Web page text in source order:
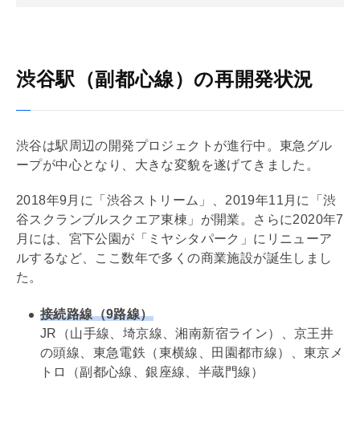
渋谷駅（副都心線）の再開発状況
渋谷は駅周辺の開発プロジェクトが進行中。東急グル
ープが中心となり、大きな変貌を遂げてきました。
2018年9月に「渋谷ストリーム」、2019年11月に「渋
谷スクランブルスクエア東棟」が開業。さらに2020年7
月には、宮下公園が「ミヤシタパーク」にリニューア
ルするなど、ここ数年で多くの商業施設が誕生しまし
た。
接続路線（9路線）
JR（山手線、埼京線、湘南新宿ライン）、京王井
の頭線、東急電鉄（東横線、田園都市線）、東京メ
トロ（副都心線、銀座線、半蔵門線）